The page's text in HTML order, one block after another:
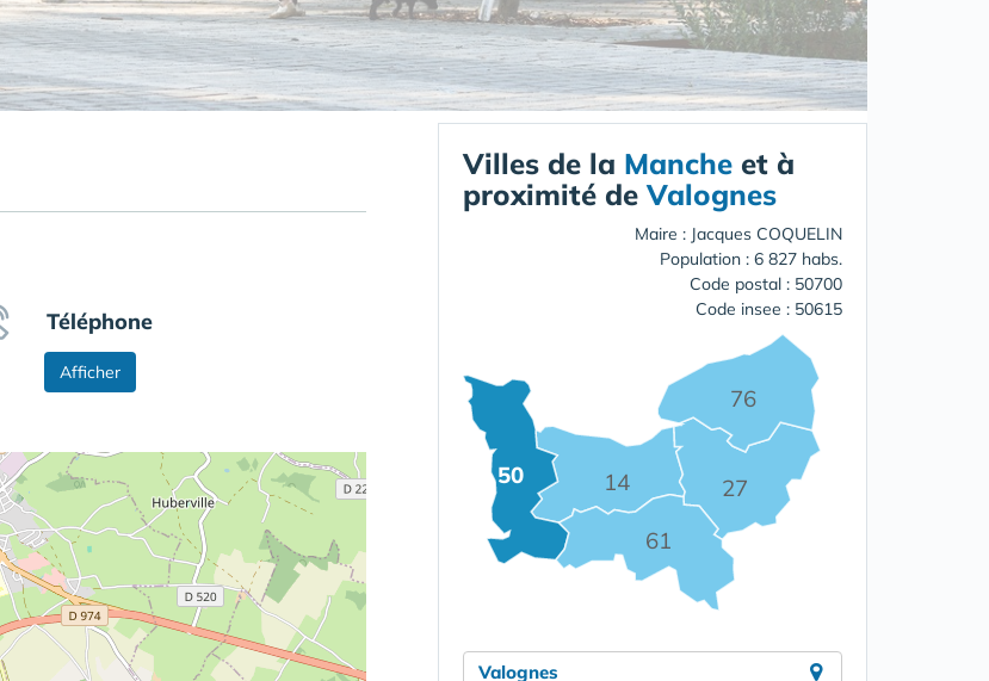
Téléphone
Afficher
Villes de la Manche et à
proximité deValognes
Maire : Jacques COQUELIN
Population : 6 827 habs.
Code postal : 50700
Code insee : 50615
14 27
50
61
76
Valognes